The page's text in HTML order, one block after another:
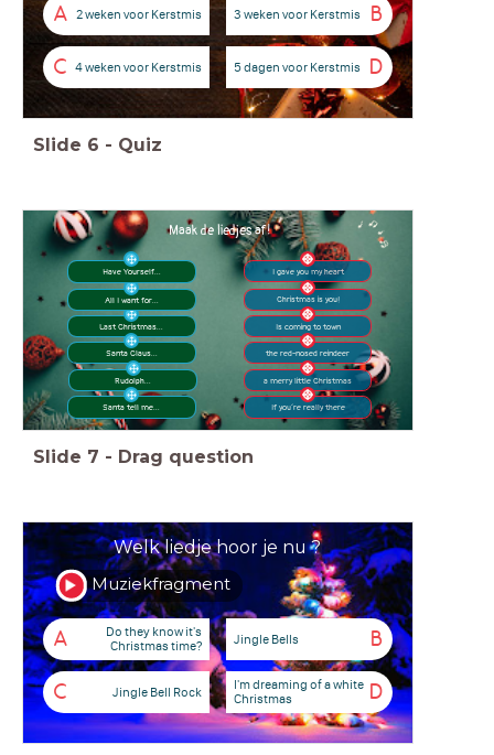
A 2 weken voor Kerstmis B
3 weken voor Kerstmis
C 4 weken voor Kerstmis D
5 dagen voor Kerstmis
Slide 6 - Quiz
Maak de liedjes af!
I gave you my heart
Christmas is you!
Is coming to town
the red-nosed reindeer
a merry little Christmas
If you´re really there
Last Christmas...
All I want for...
Have Yourself...
Santa Claus...
Rudolph...
Santa tell me...
Slide 7 - Drag question
Welk liedje hoor je nu ?
Muziekfragment
A
Do they know it's
Christmas time?
B
Jingle Bells
C Jingle Bell Rock D
I'm dreaming of a white
Christmas